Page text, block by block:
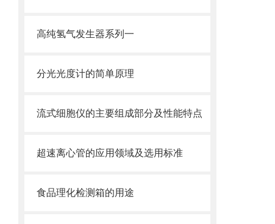
高纯氢气发生器系列一
分光光度计的简单原理
流式细胞仪的主要组成部分及性能特点
超速离心管的应用领域及选用标准
食品理化检测箱的用途